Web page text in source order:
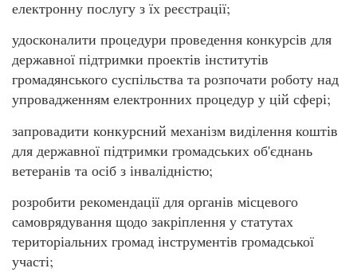
електронну послугу з їх реєстрації;
удосконалити процедури проведення конкурсів для
державної підтримки проектів інститутів
громадянського суспільства та розпочати роботу над
упровадженням електронних процедур у цій сфері;
запровадити конкурсний механізм виділення коштів
для державної підтримки громадських об'єднань
ветеранів та осіб з інвалідністю;
розробити рекомендації для органів місцевого
самоврядування щодо закріплення у статутах
територіальних громад інструментів громадської
участі;